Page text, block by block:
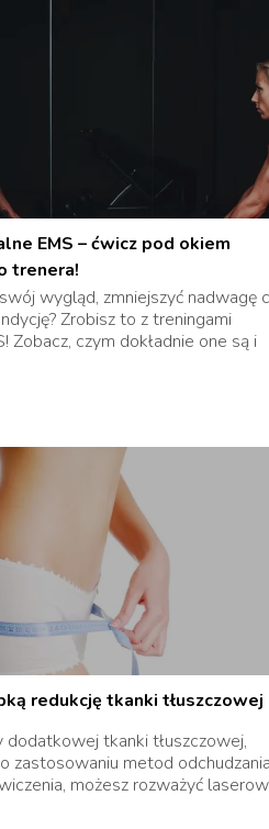
EMS – ćwicz pod okiem
trenera!
wygląd, zmniejszyć nadwagę
Zrobisz to z treningami
Zobacz, czym dokładnie one są i
redukcję tkanki tłuszczowej
dodatkowej tkanki tłuszczowej,
zastosowaniu metod
możesz rozważyć